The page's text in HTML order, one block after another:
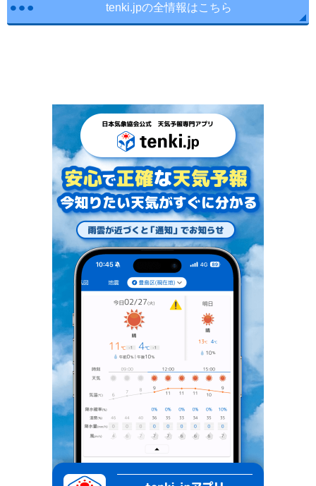
tenki.jpの全情報はこちら